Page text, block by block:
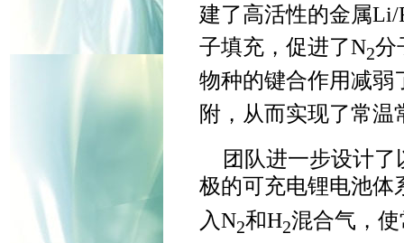
建了高活性的金属
子填充，促进了N2分
物种的键合作用减弱
附，从而实现了常温
团队进一步设计
极的可充电锂电池体
入N2和H2混合气，